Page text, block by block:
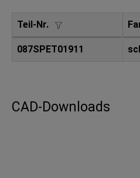
Teil-Nr.
087SPET01911
CAD-Downloads